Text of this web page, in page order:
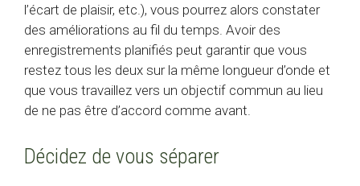
l’écart de plaisir, etc.), vous pourrez alors constater
des améliorations au fil du temps. Avoir des
enregistrements planifiés peut garantir que vous
restez tous les deux sur la même longueur d’onde et
que vous travaillez vers un objectif commun au lieu
de ne pas être d’accord comme avant.
Décidez de vous séparer